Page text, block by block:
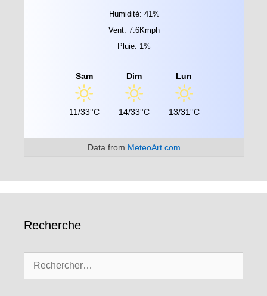
Humidité: 41%
Vent: 7.6Kmph
Pluie: 1%
Sam
11/33°C
Dim
14/33°C
Lun
13/31°C
Data from MeteoArt.com
Recherche